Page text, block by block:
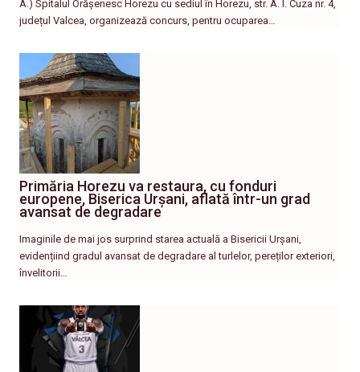
A.) Spitalul Orășenesc Horezu cu sediul în Horezu, str. A. I. Cuza nr. 4,
județul Valcea, organizează concurs, pentru ocuparea…
Primăria Horezu va restaura, cu fonduri
europene, Biserica Urșani, aflată într-un grad
avansat de degradare
Imaginile de mai jos surprind starea actuală a Bisericii Urșani,
evidențiind gradul avansat de degradare al turlelor, pereților exteriori,
învelitorii…